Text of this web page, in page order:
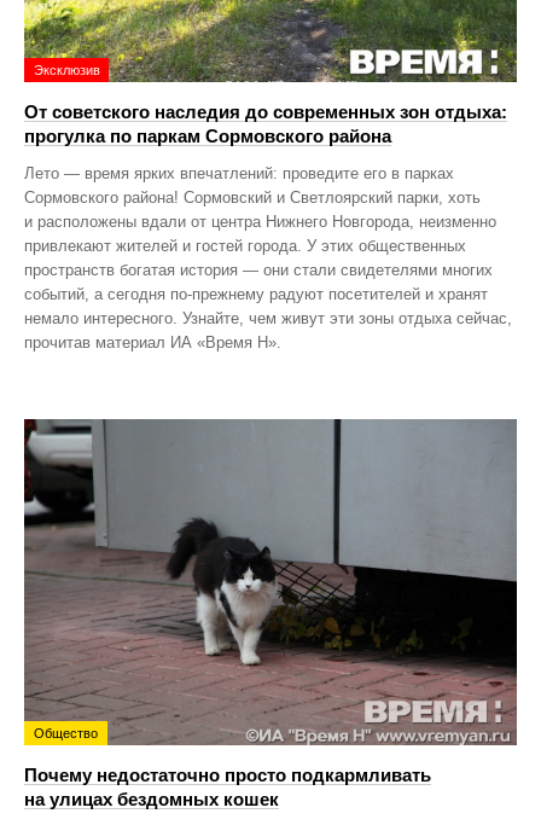
Эксклюзив
От советского наследия до современных зон отдыха:
прогулка по паркам Сормовского района
Лето — время ярких впечатлений: проведите его в парках
Сормовского района! Сормовский и Светлоярский парки, хоть
и расположены вдали от центра Нижнего Новгорода, неизменно
привлекают жителей и гостей города. У этих общественных
пространств богатая история — они стали свидетелями многих
событий, а сегодня по‑прежнему радуют посетителей и хранят
немало интересного. Узнайте, чем живут эти зоны отдыха сейчас,
прочитав материал ИА «Время Н».
Общество
Почему недостаточно просто подкармливать
на улицах бездомных кошек